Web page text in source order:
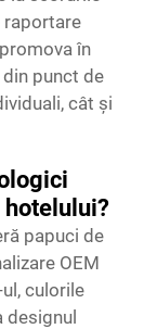
raportare
în
punct de
cât și
papuci de
OEM
culorile